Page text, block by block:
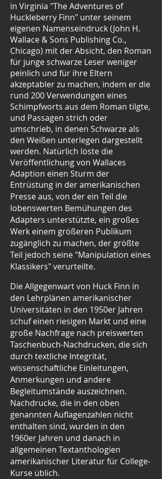
in Virginia "The Adventures of
Huckleberry Finn" unter seinem
eigenen Namenseindruck (John H.
Wallace & Sons Publishing Co.,
Chicago) mit der Absicht, den Roman
für junge schwarze Leser weniger
peinlich und für ihre Eltern
akzeptabler zu machen, indem er die
rund 200 Verwendungen eines
Schimpfworts aus dem Roman tilgte,
und Passagen strich oder
umschrieb, in denen Schwarze als
den Weißen unterlegen dargestellt
werden. Natürlich löste die
Veröffentlichung von Wallaces
Adaption einen Sturm der
Entrüstung in der amerikanischen
Presse aus, von der ein Teil die
lobenswerten Bemühungen des
Adapters unterstützte, ein großes
Werk einem größeren Publikum
zugänglich zu machen, der größte
Teil jedoch seine "Manipulation eines
Klassikers" verurteilte.
Die Allgegenwart von Huck Finn in
den Lehrplänen amerikanischer
Universitäten in den 1950er Jahren
schuf einen riesigen Markt und eine
große Nachfrage nach preiswerten
Taschenbuch-Nachdrucken, die sich
durch textliche Integrität,
wissenschaftliche Einleitungen,
Anmerkungen und andere
Begleitumstände auszeichnen.
Nachdrucke, die in den oben
genannten Auflagenzahlen nicht
enthalten sind, wurden in den
1960er Jahren und danach in
allgemeinen Textanthologien
amerikanischer Literatur für College-
Kurse üblich.